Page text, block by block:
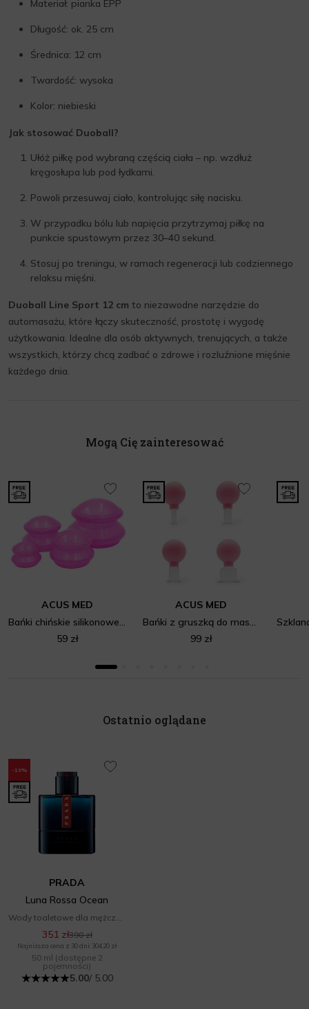
Materiał: pianka EPP
Długość: ok. 25 cm
Średnica: 12 cm
Twardość: wysoka
Kolor: niebieski
Jak stosować Duoball?
Ułóż piłkę pod wybraną częścią ciała – np. wzdłuż
kręgosłupa lub pod łydkami.
Powoli przesuwaj ciało, kontrolując siłę nacisku.
W przypadku bólu lub napięcia przytrzymaj piłkę na
punkcie spustowym przez 30–40 sekund.
Stosuj po treningu, w ramach regeneracji lub codziennego
relaksu mięśni.
Duoball Line Sport 12 cm to niezawodne narzędzie do
automasażu, które łączy skuteczność, prostotę i wygodę
użytkowania. Idealne dla osób aktywnych, trenujących, a także
wszystkich, którzy chcą zadbać o zdrowe i rozluźnione mięśnie
każdego dnia.
Mogą Cię zainteresować
ACUS MED
Bańki chińskie silikonowe różowe
59 zł
ACUS MED
Bańki z gruszką do masażu twarzy i ciała różowe
99 zł
Ostatnio oglądane
-10%
PRADA
Luna Rossa Ocean
351 zł390 zł
Najniższa cena z 30 dni: 304,20 zł
50 ml (dostępne 2
pojemności)
5.00/ 5.00